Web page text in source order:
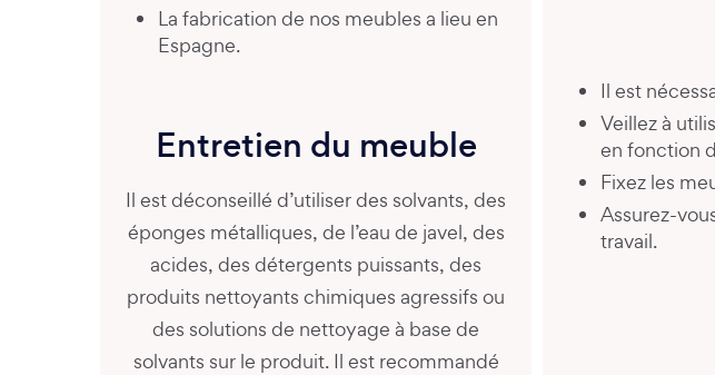
La fabrication de nos meubles a lieu en
Espagne.
Entretien du meuble
Il est déconseillé d’utiliser des solvants, des
éponges métalliques, de l’eau de javel, des
acides, des détergents puissants, des
produits nettoyants chimiques agressifs ou
des solutions de nettoyage à base de
solvants sur le produit. Il est recommandé
Il est
Veillez à
en fonction
Fixez les
Assurez-
travail.